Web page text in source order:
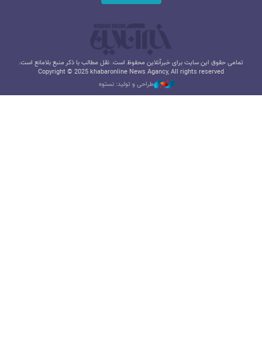
تمامی حقوق این سایت برای خبرآنلاین محفوظ است. نقل مطالب با ذکر منبع بلامانع است.
Copyright © 2025 khabaronline News Agancy, All rights reserved
طراحی و تولید: نستوه